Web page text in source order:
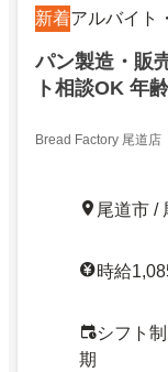
新着アルバイト
パン製造・販
ト相談OK 年
Bread Factory 尾道店
尾道市 /
時給
シフト
期